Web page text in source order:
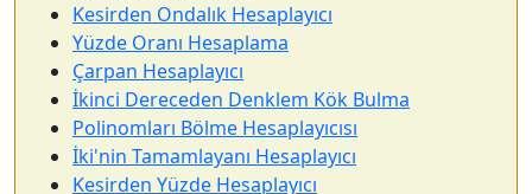
Kesirden Ondalık Hesaplayıcı
Yüzde Oranı Hesaplama
Çarpan Hesaplayıcı
İkinci Dereceden Denklem Kök Bulma
Polinomları Bölme Hesaplayıcısı
İki'nin Tamamlayanı Hesaplayıcı
Kesirden Yüzde Hesaplayıcı